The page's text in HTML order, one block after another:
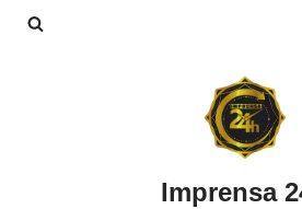
Imprensa